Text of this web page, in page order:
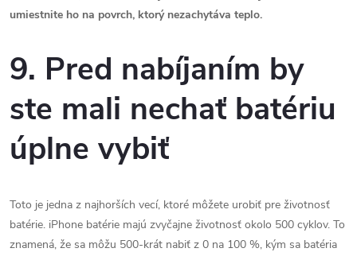
umiestnite ho na povrch, ktorý nezachytáva teplo.
9. Pred nabíjaním by
ste mali nechať batériu
úplne vybiť
Toto je jedna z najhorších vecí, ktoré môžete urobiť pre životnosť
batérie. iPhone batérie majú zvyčajne životnosť okolo 500 cyklov. To
znamená, že sa môžu 500-krát nabiť z 0 na 100 %, kým sa batéria